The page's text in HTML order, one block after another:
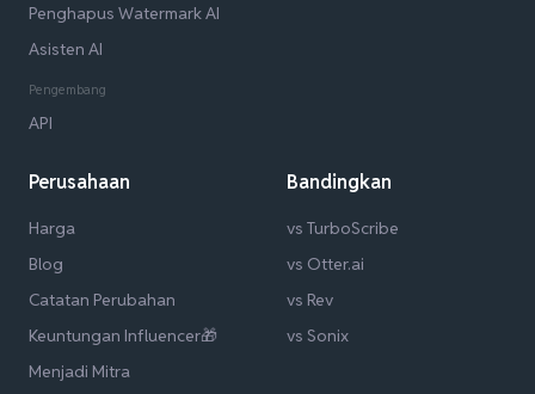
Penghapus Watermark AI
Asisten AI
Pengembang
API
Perusahaan
Harga
Blog
Catatan Perubahan
Keuntungan Influencer🎁
Menjadi Mitra
Bandingkan
vs TurboScribe
vs Otter.ai
vs Rev
vs Sonix